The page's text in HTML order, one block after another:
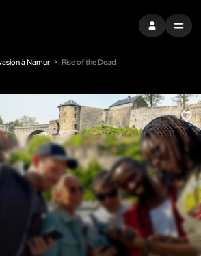
S'INSCRIREMENU
à Namur Rise of the Dead
LIKE